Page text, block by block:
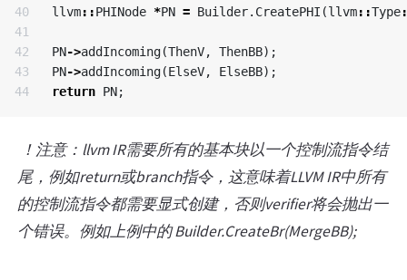
40
41
42
43
llvm::PHINode *PN = Builder. CreatePHI (llvm::Type
PN->addIncoming(ThenV, ThenBB);
PN->addIncoming(ElseV, ElseBB);
return PN;
！注意：llvm IR需要所有的基本块以一个控制流指令结
尾，例如return或branch指令，这意味着LLVM IR中所有
的控制流指令都需要显式创建，否则verifier将会抛出一
个错误。例如上例中的 Builder.CreateBr(MergeBB);